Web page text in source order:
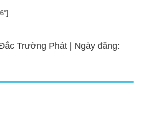
Trường Phát | Ngày đăng: